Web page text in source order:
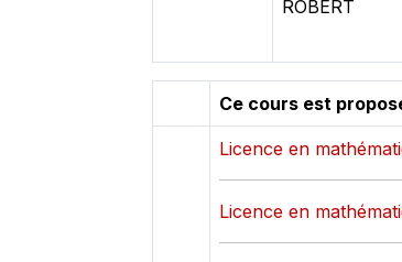
ROBERT
Ce cours est
Licence en
Licence en